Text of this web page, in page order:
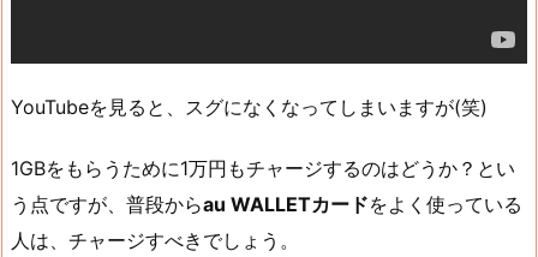
YouTubeを見ると、スグになくなってしまいますが(笑)
1GBをもらうために1万円もチャージするのはどうか？とい
う点ですが、普段からau WALLETカードをよく使っている
人は、チャージすべきでしょう。